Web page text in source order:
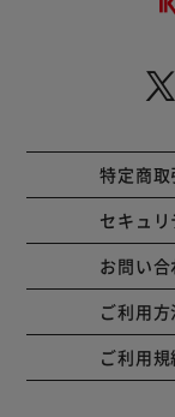
特定商
セキュ
お問い合
ご利用方
ご利用規